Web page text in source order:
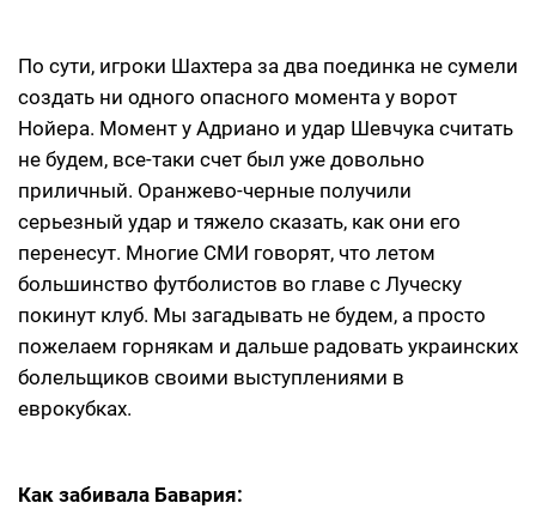
По сути, игроки Шахтера за два поединка не сумели
создать ни одного опасного момента у ворот
Нойера. Момент у Адриано и удар Шевчука считать
не будем, все-таки счет был уже довольно
приличный. Оранжево-черные получили
серьезный удар и тяжело сказать, как они его
перенесут. Многие СМИ говорят, что летом
большинство футболистов во главе с Луческу
покинут клуб. Мы загадывать не будем, а просто
пожелаем горнякам и дальше радовать украинских
болельщиков своими выступлениями в
еврокубках.
Как забивала Бавария: